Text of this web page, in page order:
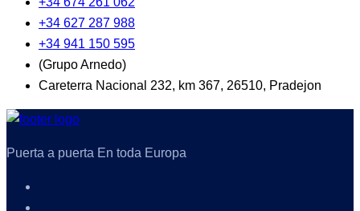
+34 627 287 988
+34 941 150 595
(Grupo Arnedo)
Careterra Nacional 232, km 367, 26510, Pradejon
Puerta a puerta En toda Europa